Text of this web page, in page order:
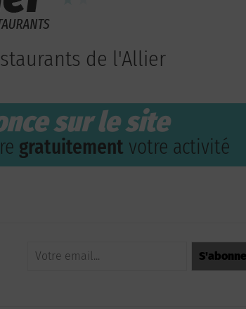
de l'Allier
sur le site
gratuitement votre activité